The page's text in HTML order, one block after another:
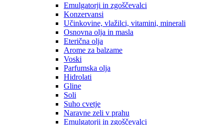
Emulgatorji in zgoščevalci
Konzervansi
Učinkovine, vlažilci, vitamini, minerali
Osnovna olja in masla
Eterična olja
Arome za balzame
Voski
Parfumska olja
Hidrolati
Gline
Soli
Suho cvetje
Naravne zeli v prahu
Emulgatorji in zgoščevalci